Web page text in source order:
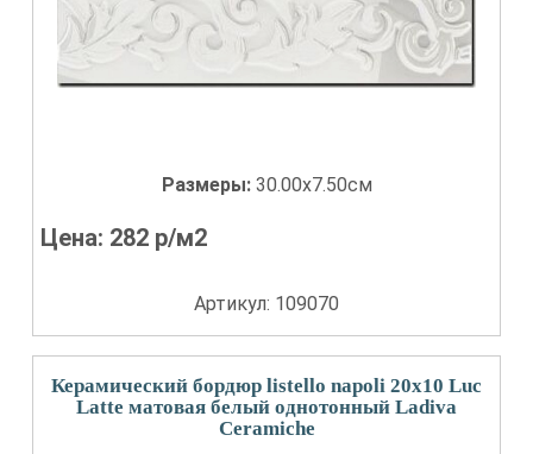
Размеры: 30.00x7.50см
Цена: 282 р/м2
Артикул: 109070
Керамический бордюр listello napoli 20x10 Luc
Latte матовая белый однотонный Ladiva
Сeramiche